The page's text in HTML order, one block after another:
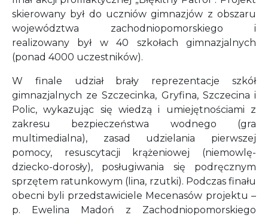
skierowany był do uczniów gimnazjów z obszaru
województwa zachodniopomorskiego i
realizowany był w 40 szkołach gimnazjalnych
(ponad 4000 uczestników).
W finale udział brały reprezentacje szkół
gimnazjalnych ze Szczecinka, Gryfina, Szczecina i
Polic, wykazując się wiedzą i umiejętnościami z
zakresu bezpieczeństwa wodnego (gra
multimedialna), zasad udzielania pierwszej
pomocy, resuscytacji krążeniowej (niemowlę-
dziecko-dorosły), posługiwania się podręcznym
sprzętem ratunkowym (lina, rzutki). Podczas finału
obecni byli przedstawiciele Mecenasów projektu –
p. Ewelina Madoń z Zachodniopomorskiego